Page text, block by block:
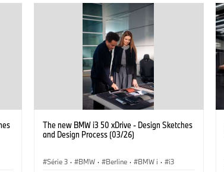
The new BMW i3 50 xDrive - Design Sketches
and Design Process (03/26)
Série 3 · BMW · Berline · BMW i · i3